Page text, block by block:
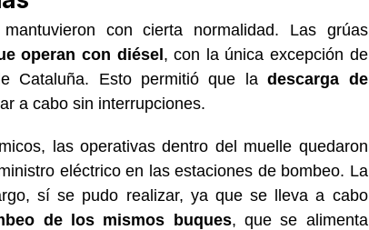
con cierta normalidad. Las grúas
operan con diésel, con la única excepción de
Cataluña. Esto permitió que ladescarga de
a cabo sin interrupciones.
las operativas dentro del muelle quedaron
eléctrico en las estaciones de bombeo. La
sí se pudo realizar, ya que se lleva a cabo
de los mismos buques, que se alimenta